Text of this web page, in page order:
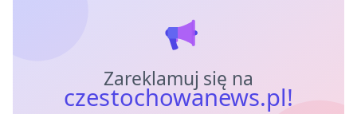
Zareklamuj się na
czestochowanews.pl!